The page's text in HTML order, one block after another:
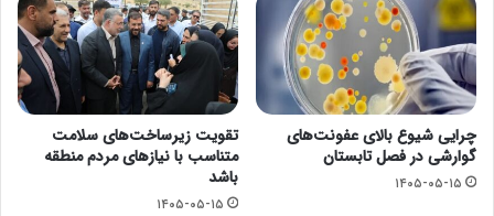
چرایی شیوع بالای عفونت‌های
گوارشی در فصل تابستان
۱۴۰۵-۰۵-۱۵
تقویت زیرساخت‌های سلامت
متناسب با نیازهای مردم منطقه
باشد
۱۴۰۵-۰۵-۱۵